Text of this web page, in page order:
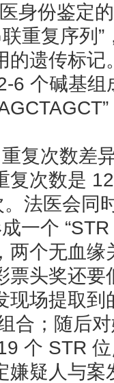
份鉴定的
复序列”
的遗传标记
6 个碱基组
次数差异
复次数是
法医会同
成一个
两个无血缘
票头奖还要
场提取到
合；随后
个 STR
嫌疑人与案